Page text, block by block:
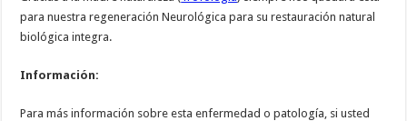
para nuestra regeneración Neurológica para su restauración natural
biológica integra.
Información:
Para más información sobre esta enfermedad o patología, si usted